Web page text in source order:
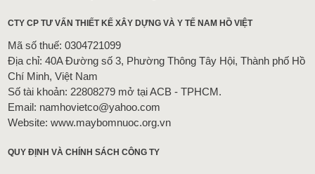
CTY CP TƯ VẤN THIẾT KẾ XÂY DỰNG VÀ Y TẾ NAM HỒ VIỆT
Mã số thuế: 0304721099
Địa chỉ: 40A Đường số 3, Phường Thông Tây Hội, Thành phố Hồ
Chí Minh, Việt Nam
Số tài khoản: 22808279 mở tại ACB - TPHCM.
Email: namhovietco@yahoo.com
Website: www.maybomnuoc.org.vn
QUY ĐỊNH VÀ CHÍNH SÁCH CÔNG TY